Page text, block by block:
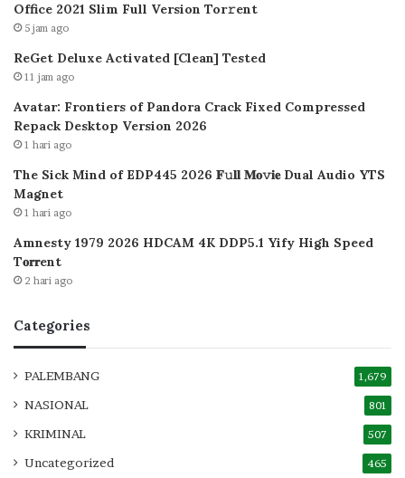
Office 2021 Slim Full Version Tor𝚛ent
5 jam ago
ReGet Deluxe Activated [Clean] Tested
11 jam ago
Avatar: Frontiers of Pandora Crack Fixed Compressed
Repack Desktop Version 2026
1 hari ago
The Sick Mind of EDP445 2026 𝐅𝚞𝐥𝐥 𝐌𝐨𝚟𝐢𝐞 Dual Audio YTS
Magnet
1 hari ago
Amnesty 1979 2026 HDCAM 4K DDP5.1 Yify High Speed
T𝐨𝐫𝐫ent
2 hari ago
Categories
PALEMBANG 1,679
NASIONAL 801
KRIMINAL 507
Uncategorized 465